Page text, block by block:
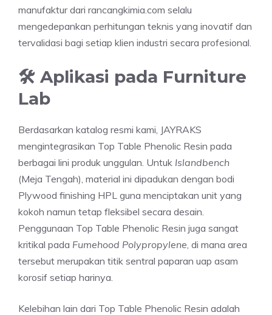
manufaktur dari rancangkimia.com selalu
mengedepankan perhitungan teknis yang inovatif dan
tervalidasi bagi setiap klien industri secara profesional.
🛠️ Aplikasi pada Furniture
Lab
Berdasarkan katalog resmi kami, JAYRAKS
mengintegrasikan Top Table Phenolic Resin pada
berbagai lini produk unggulan. Untuk Islandbench
(Meja Tengah), material ini dipadukan dengan bodi
Plywood finishing HPL guna menciptakan unit yang
kokoh namun tetap fleksibel secara desain.
Penggunaan Top Table Phenolic Resin juga sangat
kritikal pada Fumehood Polypropylene , di mana area
tersebut merupakan titik sentral paparan uap asam
korosif setiap harinya.
Kelebihan lain dari Top Table Phenolic Resin adalah